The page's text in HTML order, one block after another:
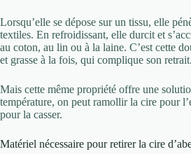
Lorsqu’elle se dépose sur un tissu, elle
textiles. En refroidissant, elle durcit et
au coton, au lin ou à la laine. C’est cette
et grasse à la fois, qui complique son retrait.
Mais cette même propriété offre une
température, on peut ramollir la cire pour
pour la casser.
Matériel nécessaire pour retirer la cire